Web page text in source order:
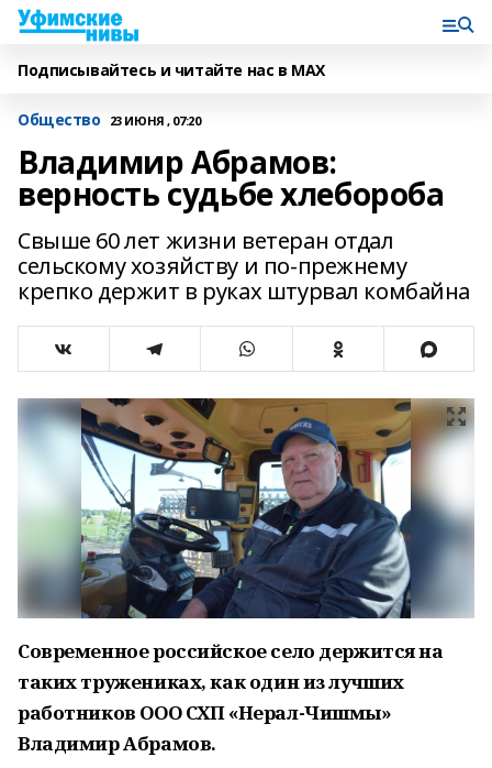
Подписывайтесь и читайте нас в MAX
Общество 23 ИЮНЯ , 07:20
Владимир Абрамов:
верность судьбе хлебороба
Свыше 60 лет жизни ветеран отдал
сельскому хозяйству и по-прежнему
крепко держит в руках штурвал комбайна
Современное российское село держится на
таких тружениках, как один из лучших
работников ООО СХП «Нерал-Чишмы»
Владимир Абрамов.